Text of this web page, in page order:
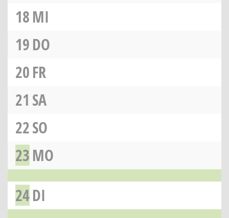
18MI
19DO
20FR
21 SA
22SO
23MO
24DI